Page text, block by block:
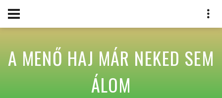
A MENŐ HAJ MÁR NEKED SEM
ÁLOM